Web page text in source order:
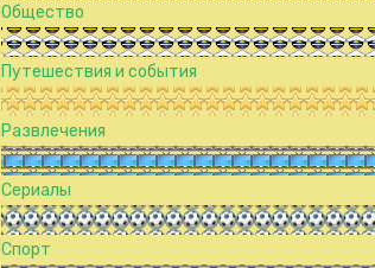
Общество
Путешествия и события
Развлечения
Сериалы
Спорт